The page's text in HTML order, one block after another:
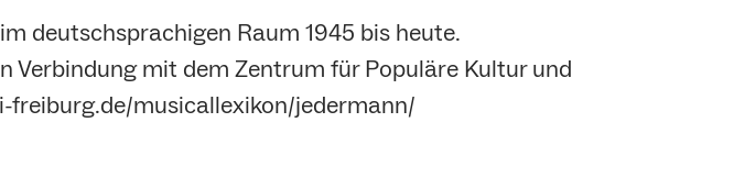
deutschsprachigen Raum 1945 bis heute.
Verbindung mit dem Zentrum für Populäre Kultur und
musicallexikon/jedermann/